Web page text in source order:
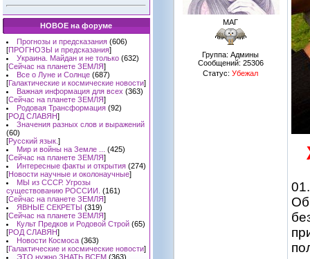
НОВОЕ на форуме
Прогнозы и предсказания (606)
[ПРОГНОЗЫ и предсказания]
Украина. Майдан и не только (632)
[Сейчас на планете ЗЕМЛЯ]
Все о Луне и Солнце (687)
[Галактические и космические новости]
Важная информация для всех (363)
[Сейчас на планете ЗЕМЛЯ]
Родовая Трансформация (92)
[РОД СЛАВЯН]
Значения разных слов и выражений
(60)
[Русский язык. ]
Мир и войны на Земле ...
(425)
[Сейчас на планете ЗЕМЛЯ]
Интересные факты и открытия (274)
[Новости научные и околонаучные]
МЫ из СССР. Угрозы
существованию РОССИИ. (161)
[Сейчас на планете ЗЕМЛЯ]
ЯВНЫЕ СЕКРЕТЫ (319)
[Сейчас на планете ЗЕМЛЯ]
Культ Предков и Родовой Строй (65)
[РОД СЛАВЯН]
Новости Космоса (363)
[Галактические и космические новости]
ЭТО нужно ЗНАТЬ ВСЕМ (363)
МАГ
Группа: Админы
Сообщений: 25306
Статус:Убежал